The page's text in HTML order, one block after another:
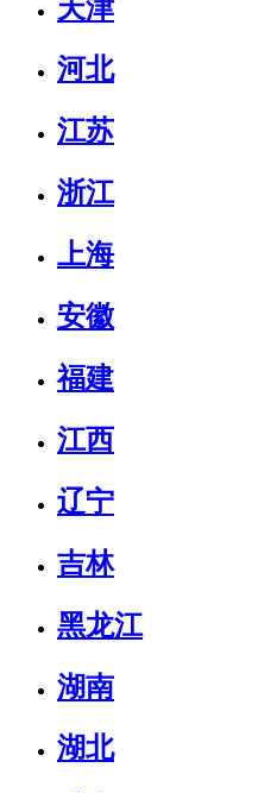
天津
河北
江苏
浙江
上海
安徽
福建
江西
辽宁
吉林
黑龙江
湖南
湖北